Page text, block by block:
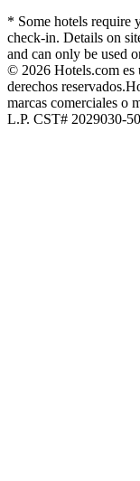
* Some hotels require
check-in. Details on
and can only be used
© 2026 Hotels.com es
derechos reservados.
marcas comerciales o
L.P. CST# 2029030-